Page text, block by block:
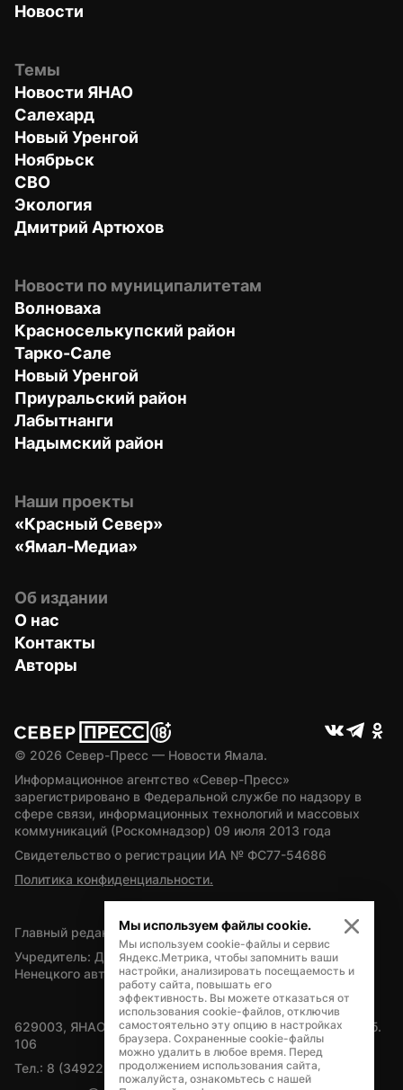
Новости
Темы
Новости ЯНАО
Салехард
Новый Уренгой
Ноябрьск
СВО
Экология
Дмитрий Артюхов
Новости по муниципалитетам
Волноваха
Красноселькупский район
Тарко-Сале
Новый Уренгой
Приуральский район
Лабытнанги
Надымский район
Наши проекты
«Красный Север»
«Ямал-Медиа»
Об издании
О нас
Контакты
Авторы
© 2026 Север-Пресс — Новости Ямала.
Информационное агентство «Север-Пресс»
зарегистрировано в Федеральной службе по надзору в
сфере связи, информационных технологий и массовых
коммуникаций (Роскомнадзор) 09 июля 2013 года
Свидетельство о регистрации ИА № ФС77-54686
Политика конфиденциальности.
Главный редактор — А.Л. Поздеев
Учредитель: Департамент внутренней политики Ямало-
Ненецкого автономного округа
629003, ЯНАО, Салехард, мкр. Богдана Кнунянца, д.1, каб.
106
Тел.: 8 (34922) 71262
Мы используем файлы cookie.
Мы используем cookie-файлы и сервис
Яндекс.Метрика, чтобы запомнить ваши
настройки, анализировать посещаемость и
работу сайта, повышать его
эффективность. Вы можете отказаться от
использования cookie-файлов, отключив
самостоятельно эту опцию в настройках
браузера. Сохраненные cookie-файлы
можно удалить в любое время. Перед
продолжением использования сайта,
пожалуйста, ознакомьтесь с нашей